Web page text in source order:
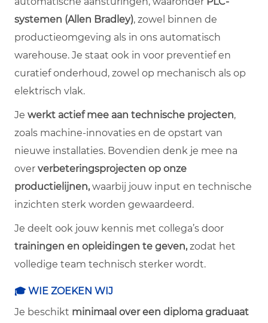
systemen (Allen Bradley), zowel binnen de
productieomgeving als in ons automatisch
warehouse. Je staat ook in voor preventief en
curatief onderhoud, zowel op mechanisch als op
elektrisch vlak.
Je werkt actief mee aan technische projecten,
zoals machine-innovaties en de opstart van
nieuwe installaties. Bovendien denk je mee na
over verbeteringsprojecten op onze
productielijnen,waarbij jouw input en technische
inzichten sterk worden gewaardeerd.
Je deelt ook jouw kennis met collega’s door
trainingen en opleidingen te geven,zodat het
volledige team technisch sterker wordt.
🎓 WIE ZOEKEN WIJ
Je beschikt minimaal over een diploma graduaat